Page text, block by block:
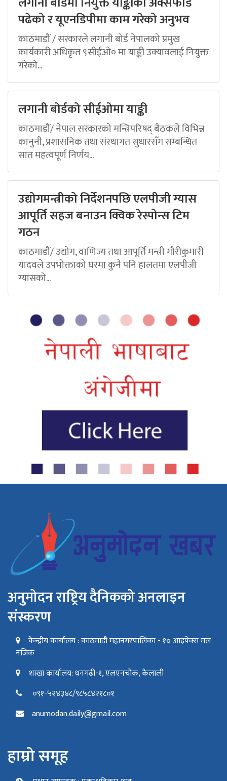
पढेको र यूएनडिपीमा काम गरेको अनुभव
काठमाडौं / सरकारले लगानी बोर्ड नेपालको प्रमुख
कार्यकारी अधिकृत ९सीईओ० मा याङ्की उक्यावलाई नियुक्त
गरेको...
लगानी बोर्डको सीईओमा याङ्की
काठमाडौं/ नेपाल सरकारको मन्त्रिपरिषद् बैठकले विभिन्न
कानुनी, प्रशासनिक तथा संस्थागत सुधारसँग सम्बन्धित
सात महत्वपूर्ण निर्णय...
उद्योगमन्त्रीको निर्देशनपछि एलपीजी ग्यास
आपूर्ति सहज बनाउन क्विक रेस्पोन्स टिम
गठन
काठमाडौं/ उद्योग, वाणिज्य तथा आपूर्ति मन्त्री गौरीकुमारी
यादवले उपभोक्ताको घरमा कुनै पनि हालतमा एलपीजी
ग्यासको...
अनुमोदन राष्ट्रिय दैनिकको अनलाइन
संस्करण
केन्द्रीय कार्यालय : काठमाडौं महानगरपालिका - १० आइपेक्स मल
नजिक
शाखा कार्यालय: धनगढी-१, एलएनचोक, कैलाली
०९१-५२४३४८/९८५८४२१८०१
anumodan.daily@gmail.com
हाम्रो समूह